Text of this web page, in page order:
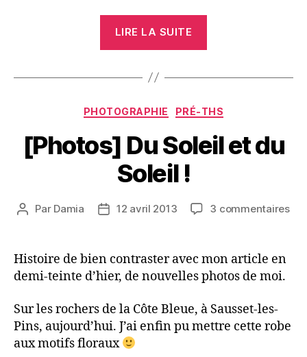
LIRE LA SUITE
prends
airs
de
montagnes
Catégories
PHOTOGRAPHIE PRÉ-THS
[Photos] Du Soleil et du
Soleil !
Auteur
Par Damia
Date12 avril 2013 3 commentairessur
Histoire de bien contraster avec mon article en
demi-teinte d’hier, de nouvelles photos de moi.
Sur les rochers de la Côte Bleue, à Sausset-les-
Pins, aujourd’hui. J’ai enfin pu mettre cette robe
aux motifs floraux